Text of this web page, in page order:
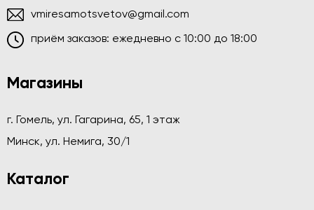
vmiresamotsvetov@gmail.com
приём заказов: ежедневно c 10:00 до 18:00
Магазины
г. Гомель, ул. Гагарина, 65, 1 этаж
Минск, ул. Немига, 30/1
Каталог